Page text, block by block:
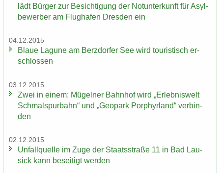
lädt Bür­ger zur Be­sich­ti­gung der Not­un­ter­kunft für Asyl­
be­wer­ber am Flug­ha­fen Dres­den ein
04.12.2015
Blaue La­gu­ne am Berz­dor­fer See wird tou­ris­tisch er­
schlos­sen
03.12.2015
Zwei in einem: Mü­gel­ner Bahn­hof wird „Er­leb­nis­welt
Schmal­spur­bahn“ und „Geo­park Por­phyr­land“ ver­bin­
den
02.12.2015
Un­fall­quel­le im Zuge der Staats­stra­ße 11 in Bad Lau­
sick kann be­sei­tigt wer­den